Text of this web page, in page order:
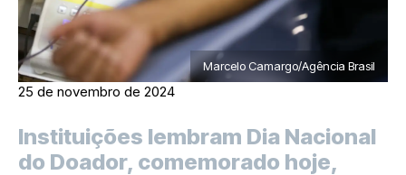
Marcelo Camargo/Agência Brasil
25 de novembro de 2024
Instituições lembram Dia Nacional
do Doador, comemorado hoje,